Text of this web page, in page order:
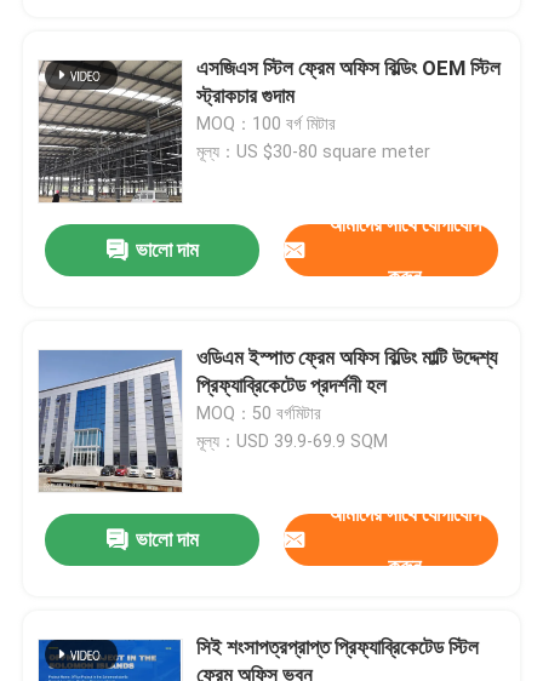
এসজিএস স্টিল ফ্রেম অফিস বিল্ডিং OEM স্টিল
স্ট্রাকচার গুদাম
MOQ：100 বর্গ মিটার
মূল্য：US $30-80 square meter
ভালো দাম
আমাদের সাথে যোগাযোগ
করুন
ওডিএম ইস্পাত ফ্রেম অফিস বিল্ডিং মাল্টি উদ্দেশ্য
প্রিফ্যাব্রিকেটেড প্রদর্শনী হল
MOQ：50 বর্গমিটার
মূল্য：USD 39.9-69.9 SQM
ভালো দাম
আমাদের সাথে যোগাযোগ
করুন
সিই শংসাপত্রপ্রাপ্ত প্রিফ্যাব্রিকেটেড স্টিল
ফ্রেম অফিস ভবন